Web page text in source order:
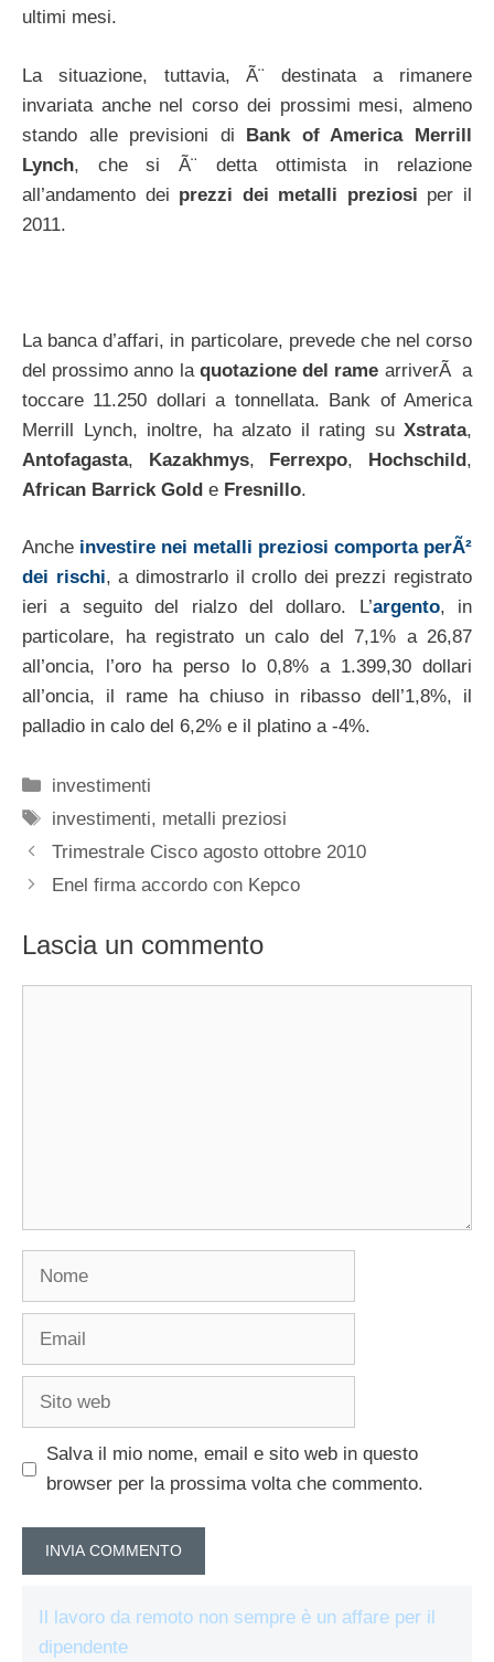
ultimi mesi.
La situazione, tuttavia, Ã¨ destinata a rimanere
invariata anche nel corso dei prossimi mesi, almeno
stando alle previsioni di Bank of America Merrill
Lynch, che si Ã¨ detta ottimista in relazione
all’andamento dei prezzi dei metalli preziosi per il
2011.
La banca d’affari, in particolare, prevede che nel corso
del prossimo anno la quotazione del rame arriverÃ a
toccare 11.250 dollari a tonnellata. Bank of America
Merrill Lynch, inoltre, ha alzato il rating su Xstrata,
Antofagasta, Kazakhmys, Ferrexpo, Hochschild,
African Barrick Gold e Fresnillo.
Anche investire nei metalli preziosi comporta perÃ²
dei rischi, a dimostrarlo il crollo dei prezzi registrato
ieri a seguito del rialzo del dollaro. L’argento, in
particolare, ha registrato un calo del 7,1% a 26,87
all’oncia, l’oro ha perso lo 0,8% a 1.399,30 dollari
all’oncia, il rame ha chiuso in ribasso dell’1,8%, il
palladio in calo del 6,2% e il platino a -4%.
Categorie
investimenti
Tag
investimenti, metalli preziosi
Trimestrale Cisco agosto ottobre 2010
Enel firma accordo con Kepco
Lascia un commento
Nome
Email
Sito
Salva il mio nome, email e sito web in questo
browser per la prossima volta che commento.
Il lavoro da remoto non sempre è un affare per il
dipendente